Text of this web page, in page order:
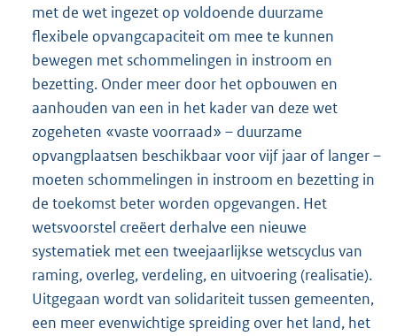
met de wet ingezet op voldoende duurzame
flexibele opvangcapaciteit om mee te kunnen
bewegen met schommelingen in instroom en
bezetting. Onder meer door het opbouwen en
aanhouden van een in het kader van deze wet
zogeheten «vaste voorraad» – duurzame
opvangplaatsen beschikbaar voor vijf jaar of langer –
moeten schommelingen in instroom en bezetting in
de toekomst beter worden opgevangen. Het
wetsvoorstel creëert derhalve een nieuwe
systematiek met een tweejaarlijkse wetscyclus van
raming, overleg, verdeling, en uitvoering (realisatie).
Uitgegaan wordt van solidariteit tussen gemeenten,
een meer evenwichtige spreiding over het land, het